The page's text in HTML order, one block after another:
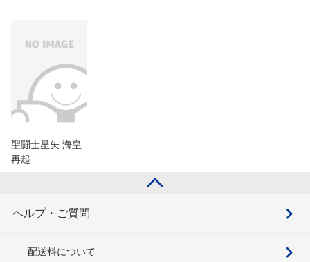
聖闘士星矢 海皇
再起…
ヘルプ・ご質問
配送料について